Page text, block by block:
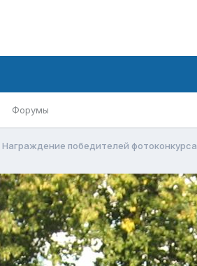
Форумы
Награждение победителей фотоконкурса